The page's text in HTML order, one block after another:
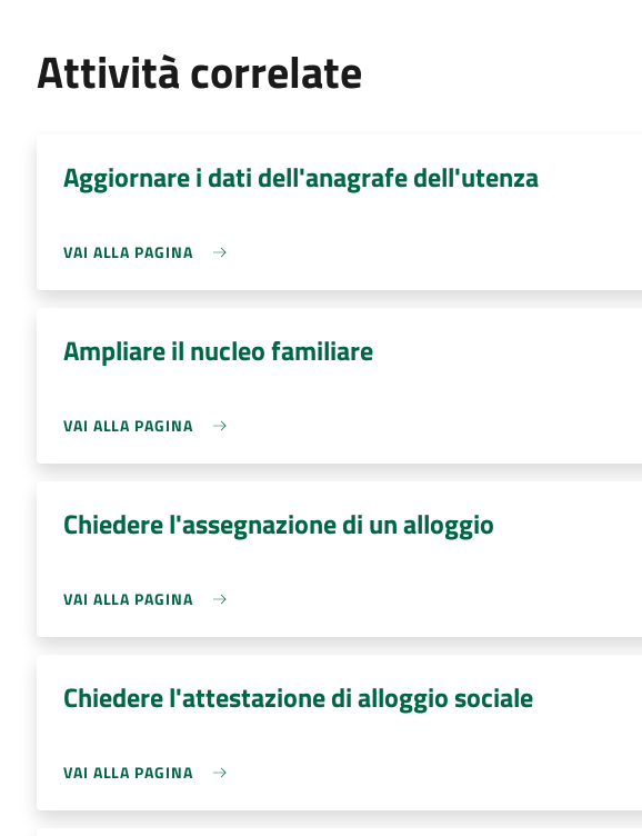
Attività correlate
Aggiornare i dati dell'anagrafe dell'utenza
VAI ALLA PAGINA
Ampliare il nucleo familiare
VAI ALLA PAGINA
Chiedere l'assegnazione di un alloggio
VAI ALLA PAGINA
Chiedere l'attestazione di alloggio sociale
VAI ALLA PAGINA